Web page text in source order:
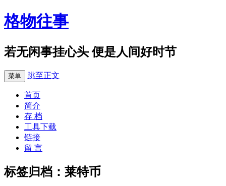
格物往事
若无闲事挂心头 便是人间好时节
菜单 跳至正文
首页
简介
存 档
工具下载
链接
留 言
标签归档： 莱特币